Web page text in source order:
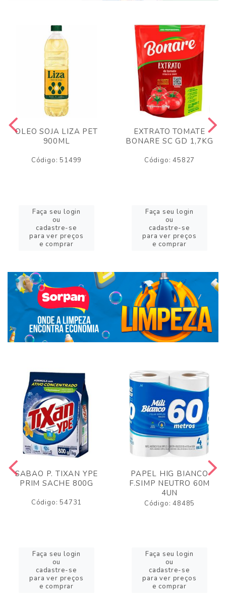
OLEO SOJA LIZA PET
900ML
Código: 51499
Faça seu login
ou
cadastre-se
para ver preços
e comprar
EXTRATO TOMATE
BONARE SC GD 1,7KG
Código: 45827
Faça seu login
ou
cadastre-se
para ver preços
e comprar
SABAO P. TIXAN YPE
PRIM SACHE 800G
Código: 54731
Faça seu login
ou
cadastre-se
para ver preços
e comprar
PAPEL HIG BIANCO
F.SIMP NEUTRO 60M
4UN
Código: 48485
Faça seu login
ou
cadastre-se
para ver preços
e comprar